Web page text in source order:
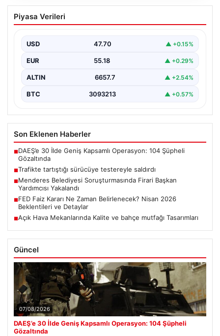
Trafikte tartıştığı sürücüye testereyle
saldırdı
Testereyle Tehdit Etti”, “content”: “ Adana’nın Sarıçam…
Piyasa Verileri
USD 47.70 ▲ +0.15%
EUR 55.18 ▲ +0.29%
ALTIN 6657.7 ▲ +2.54%
BTC 3093213 ▲ +0.57%
Son Eklenen Haberler
■DAEŞ’e 30 İlde Geniş Kapsamlı Operasyon: 104 Şüpheli
Gözaltında
■Trafikte tartıştığı sürücüye testereyle saldırdı
■Menderes Belediyesi Soruşturmasında Firari Başkan
Yardımcısı Yakalandı
■FED Faiz Kararı Ne Zaman Belirlenecek? Nisan 2026
Beklentileri ve Detaylar
■Açık Hava Mekanlarında Kalite ve bahçe mutfağı Tasarımları
Güncel
07/08/2026
DAEŞ’e 30 İlde Geniş Kapsamlı Operasyon: 104 Şüpheli
Gözaltında